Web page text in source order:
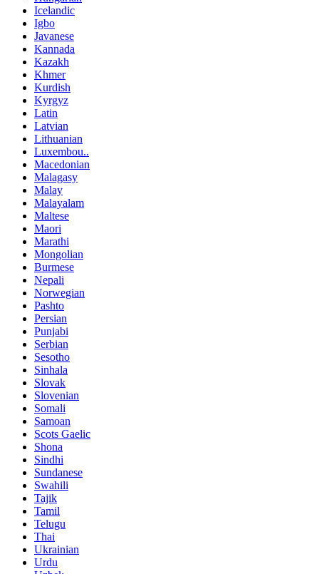
Icelandic
Igbo
Javanese
Kannada
Kazakh
Khmer
Kurdish
Kyrgyz
Latin
Latvian
Lithuanian
Luxembou..
Macedonian
Malagasy
Malay
Malayalam
Maltese
Maori
Marathi
Mongolian
Burmese
Nepali
Norwegian
Pashto
Persian
Punjabi
Serbian
Sesotho
Sinhala
Slovak
Slovenian
Somali
Samoan
Scots Gaelic
Shona
Sindhi
Sundanese
Swahili
Tajik
Tamil
Telugu
Thai
Ukrainian
Urdu